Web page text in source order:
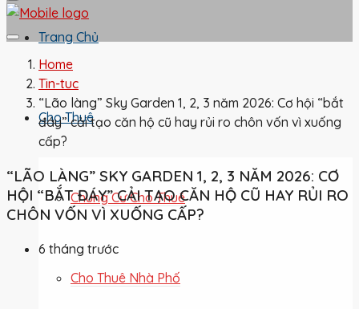
Trang Chủ
Cho Thuê
Chung Cư Cho Thuê
Cho Thuê Nhà Phố
Home
Tin-tuc
“Lão làng” Sky Garden 1, 2, 3 năm 2026: Cơ hội “bắt
đáy” cải tạo căn hộ cũ hay rủi ro chôn vốn vì xuống
cấp?
“LÃO LÀNG” SKY GARDEN 1, 2, 3 NĂM 2026: CƠ
HỘI “BẮT ĐÁY” CẢI TẠO CĂN HỘ CŨ HAY RỦI RO
CHÔN VỐN VÌ XUỐNG CẤP?
6 tháng trước